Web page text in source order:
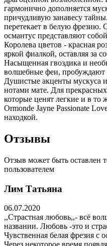
гармонично дополняется
причудливую занавесу
перетекает в белую фрезию.
османтус представляют
Королева цветов - красная
яркой фиалкой, оставляя за
Насыщенная гвоздика и
волшебные феи, пробуждают
Душистые акценты мускуса
нотами мате. Для
которые ценят легкие и в то
Ormonde Jayne Passionate
находкой.
Отзывы
Отзыв может быть оставлен
пользователем
Лим Татьяна
06.07.2020
,,Страстная любовь,,- всё
названии. Любовь -это и
Чувственная белая фрезия с